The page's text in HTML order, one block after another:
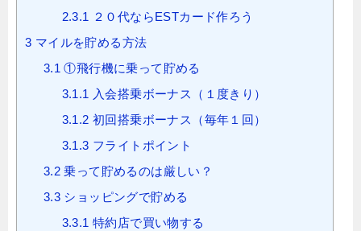
2.3.1 ２０代ならESTカード作ろう
3 マイルを貯める方法
3.1 ①飛行機に乗って貯める
3.1.1 入会搭乗ボーナス（１度きり）
3.1.2 初回搭乗ボーナス（毎年１回）
3.1.3 フライトポイント
3.2 乗って貯めるのは厳しい？
3.3 ショッピングで貯める
3.3.1 特約店で買い物する